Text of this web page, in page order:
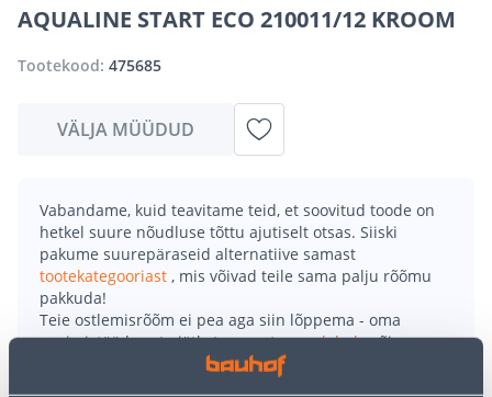
AQUALINE START ECO 210011/12 KROOM
Tootekood: 475685
VÄLJA MÜÜDUD
Vabandame, kuid teavitame teid, et soovitud toode on
hetkel suure nõudluse tõttu ajutiselt otsas. Siiski
pakume suurepäraseid alternatiive samast
tootekategooriast , mis võivad teile sama palju rõõmu
pakkuda!
Teie ostlemisrõõm ei pea aga siin lõppema - oma
uurimistööd saate jätkata, naastesavalehelevõi
kasutades meie võimsat otsingufunktsiooni, et leida
veelgi meelepärasemad valikuid. Head ostlemist!